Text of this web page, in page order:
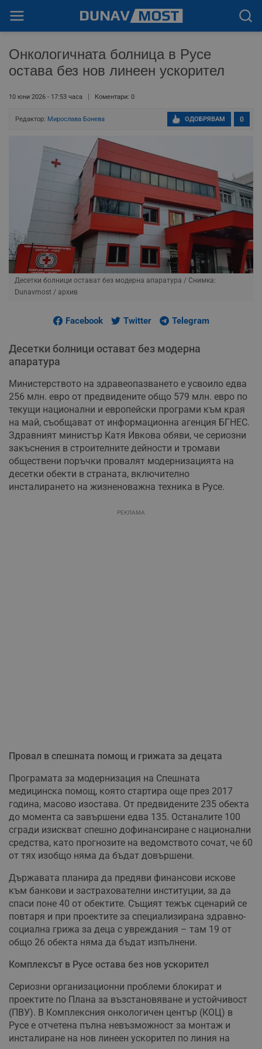
Онкологичната болница в Русе
остава без нов линеен ускорител
10 юни 2026 - 17:53 часа Коментари: 0
Редактор: Мирослава Бонева 0
ОДОБРЯВАМ
Десетки болници остават без модерна апаратура / Снимка:
Dunavmost / архив
Facebook Twitter Telegram
Десетки болници остават без модерна
апаратура
Министерството на здравеопазването е усвоило едва
256 млн. евро от предвидените общо 579 млн. евро по
текущи национални и европейски програми към края
на май, съобщават от информационна агенция БГНЕС.
Здравният министър Катя Ивкова обяви, че сериозни
закъснения в строителните дейности и тромави
обществени поръчки провалят модернизацията на
десетки обекти в страната, включително
инсталирането на жизненоважна техника в Русе.
РЕКЛАМА
Провал в спешната помощ и грижата за децата
Програмата за модернизация на Спешната
медицинска помощ, която стартира още през 2017
година, масово изостава. От предвидените 235 обекта
до момента са завършени едва 135. Останалите 100
сгради изискват спешно дофинансиране с национални
средства, като прогнозите на ведомството сочат, че 60
от тях изобщо няма да бъдат довършени.
Държавата планира да предяви финансови искове
към банкови и застрахователни институции, за да
спаси поне 40 от обектите. Същият тежък сценарий се
повтаря и при проектите за специализирана здравно-
социална грижа за деца с увреждания – там 19 от
общо 26 обекта няма да бъдат изпълнени.
Комплексът в Русе остава без нов ускорител
Сериозни организационни проблеми блокират и
проектите по Плана за възстановяване и устойчивост
(ПВУ). В Комплексния онкологичен център (КОЦ) в
Русе е отчетена пълна невъзможност за монтаж и
инсталиране на нов линеен ускорител по линия на